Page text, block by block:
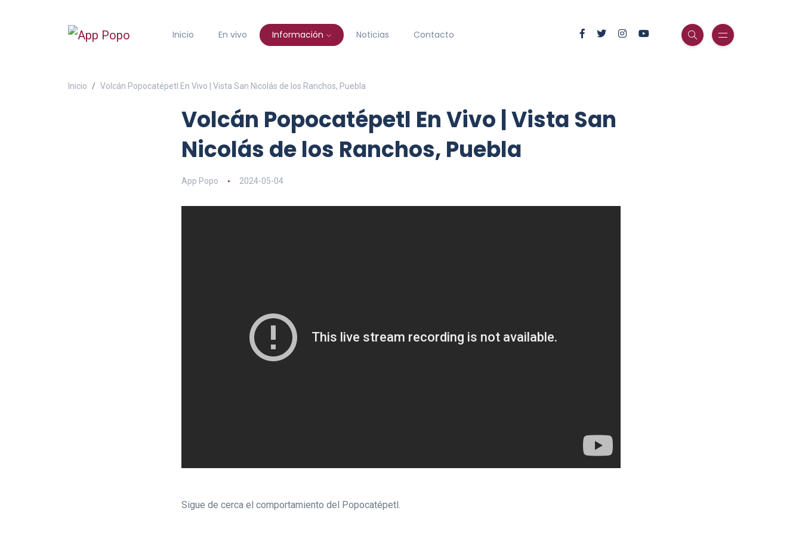
Inicio En vivo Información Noticias Contacto
Inicio Volcán Popocatépetl En Vivo | Vista San Nicolás de los Ranchos, Puebla
Volcán Popocatépetl En Vivo | Vista San
Nicolás de los Ranchos, Puebla
App Popo 2024-05-04
Sigue de cerca el comportamiento del Popocatépetl.